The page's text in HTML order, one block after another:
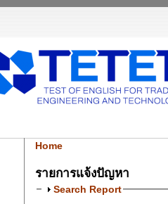
Home
รายการแจ้งปัญหา
Search Report